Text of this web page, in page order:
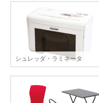
シュレッダ・ラミネータ